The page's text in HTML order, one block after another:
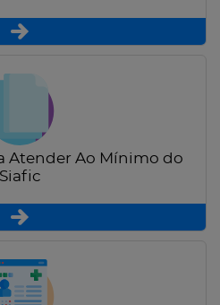
Atender Ao Mínimo do
Siafic